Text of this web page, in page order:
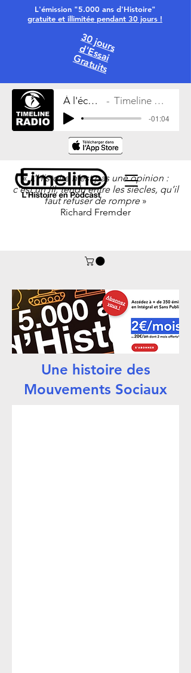
L'émission "5.000 ans d'Histoire"
gratuite et illimitée pendant 30 jours !
30 jours
d'Essai
Gratuits
«L’Histoire n’est pas une opinion :
c’est un fil, tendu entre les siècles, qu’il
faut refuser de rompre»
Richard Fremder
À l'écoute Timeline Radio
-01:04
Une histoire des
Mouvements Sociaux